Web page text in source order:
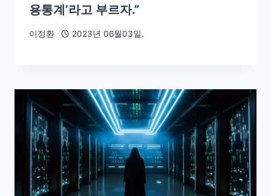
용통계’라고 부르자.”
이정환 2023년 06월03일.